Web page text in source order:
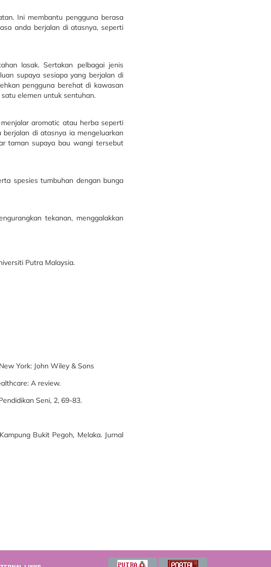
Ini membantu pengguna berasa
anda berjalan di atasnya, seperti
lasak. Sertakan pelbagai jenis
supaya sesiapa yang berjalan di
pengguna berehat di kawasan
elemen untuk sentuhan.
aromatic atau herba seperti
di atasnya ia mengeluarkan
taman supaya bau wangi tersebut
spesies tumbuhan dengan bunga
tekanan, menggalakkan
Putra Malaysia.
York: John Wiley & Sons
A review.
Seni, 2, 69-83.
Bukit Pegoh, Melaka. Jurnal